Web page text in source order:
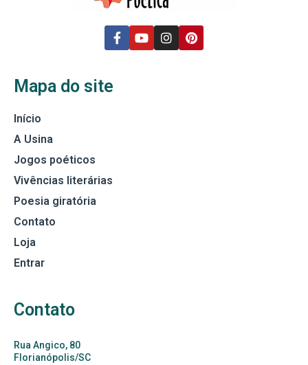
Mapa do site
Início
A Usina
Jogos poéticos
Vivências literárias
Poesia giratória
Contato
Loja
Entrar
Contato
Rua Angico, 80
Florianópolis/SC